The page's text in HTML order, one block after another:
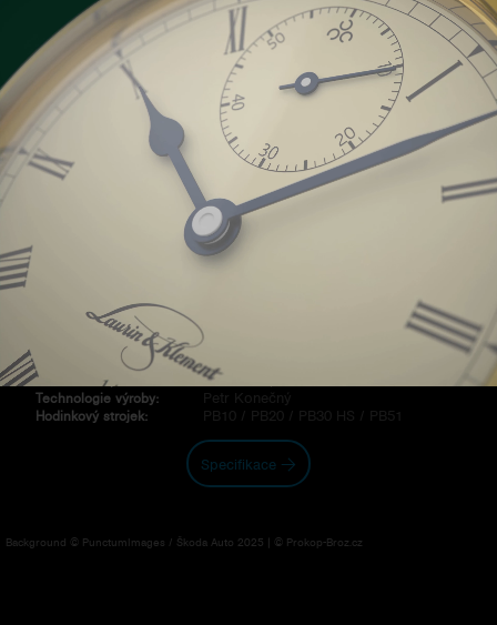
Hodinky Spirit jsou novým pohledem na klasické společenské
hodinky. Odtud podnadpis Neo Classic, který prozrazuje, že ač
jsou hodinky samostatným modelem, navazují ve svém profilu na
standardní model Classic. Největší změna je ve tvaru skla a na něj
navazujícího pouzdra, u kterého se změnil systém zámku skla
a dělící rovina mezi sklem a pouzdrem se posunula z horní části
na jeho bok. Vyjímečnost kompozice je dotvořena modrou
Autor hodinek:
Design pouzdra: Petr Kubík
Grafika číselníku: Martin Brož
Konstrukce pouzdra: Jan Prokop
Technologie výroby: Petr Konečný
Hodinkový strojek: PB10 / PB20 / PB30 HS / PB51
Specifikace
Background © PunctumImages / Škoda Auto 2025 | © Prokop-Broz.cz